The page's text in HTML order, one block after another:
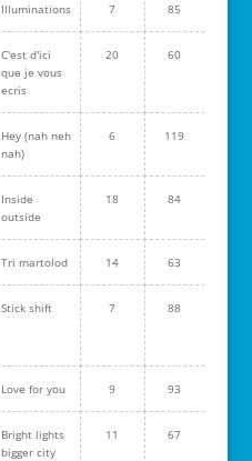
Illuminations 7 85
C'est d'ici
que je vous
ecris
20 60
Hey (nah neh
nah)
6 119
Inside
outside
18 84
Tri martolod 14 63
Stick shift 7 88
Love for you 9 93
Bright lights
bigger city
11 67